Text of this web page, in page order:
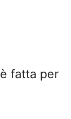
è fatta per